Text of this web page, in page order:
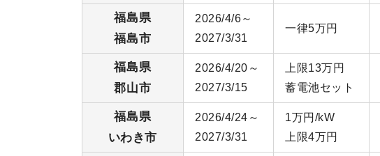
福島県
福島市
2026/4/6～
2027/3/31
一律5万円
福島県
郡山市
2026/4/20～
2027/3/15
上限13万円
蓄電池セット
福島県
いわき市
2026/4/24～
2027/3/31
1万円/kW
上限4万円